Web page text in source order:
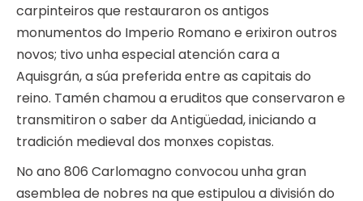
carpinteiros que restauraron os antigos
monumentos do Imperio Romano e erixiron outros
novos; tivo unha especial atención cara a
Aquisgrán, a súa preferida entre as capitais do
reino. Tamén chamou a eruditos que conservaron e
transmitiron o saber da Antigüedad, iniciando a
tradición medieval dos monxes copistas.
No ano 806 Carlomagno convocou unha gran
asemblea de nobres na que estipulou a división do